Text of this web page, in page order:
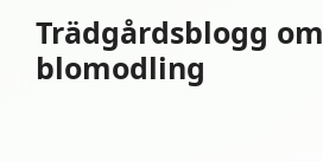
innehåll
Trädgårdsblogg om
blomodling